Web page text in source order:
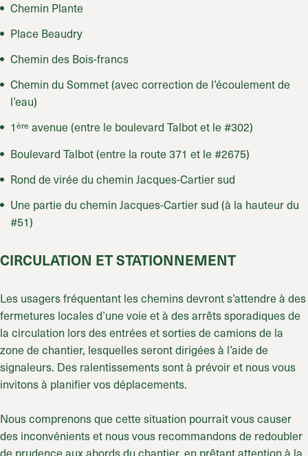
Chemin Plante
Place Beaudry
Chemin des Bois-francs
Chemin du Sommet (avec correction de l’écoulement de
l’eau)
1ère avenue (entre le boulevard Talbot et le #302)
Boulevard Talbot (entre la route 371 et le #2675)
Rond de virée du chemin Jacques-Cartier sud
Une partie du chemin Jacques-Cartier sud (à la hauteur du
#51)
CIRCULATION ET STATIONNEMENT
Les usagers fréquentant les chemins devront s’attendre à des
fermetures locales d’une voie et à des arrêts sporadiques de
la circulation lors des entrées et sorties de camions de la
zone de chantier, lesquelles seront dirigées à l’aide de
signaleurs. Des ralentissements sont à prévoir et nous vous
invitons à planifier vos déplacements.
Nous comprenons que cette situation pourrait vous causer
des inconvénients et nous vous recommandons de redoubler
de prudence aux abords du chantier, en prêtant attention à la